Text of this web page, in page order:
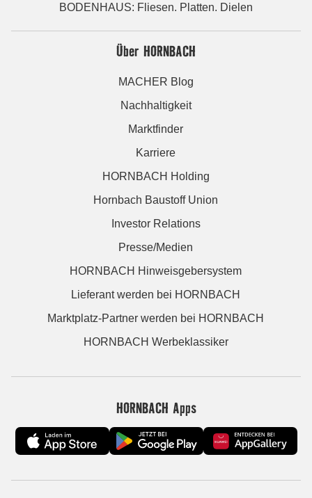
BODENHAUS: Fliesen. Platten. Dielen
Über HORNBACH
MACHER Blog
Nachhaltigkeit
Marktfinder
Karriere
HORNBACH Holding
Hornbach Baustoff Union
Investor Relations
Presse/Medien
HORNBACH Hinweisgebersystem
Lieferant werden bei HORNBACH
Marktplatz-Partner werden bei HORNBACH
HORNBACH Werbeklassiker
HORNBACH Apps